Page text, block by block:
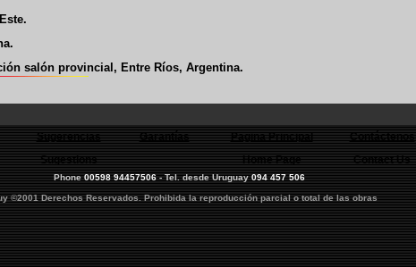
salón provincial, Entre Ríos, Argentina.
Sugerencias Garantías Pagina Principal
Contáctenos
Sugestions Home Page Contact Us
Phone00598 94457506- Tel. desde Uruguay094 457 506
©2001 Derechos Reservados. Prohibida la reproducción parcial o total de las obras